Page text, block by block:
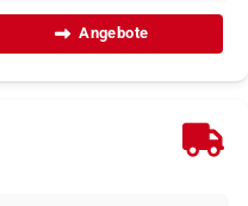
Angebote